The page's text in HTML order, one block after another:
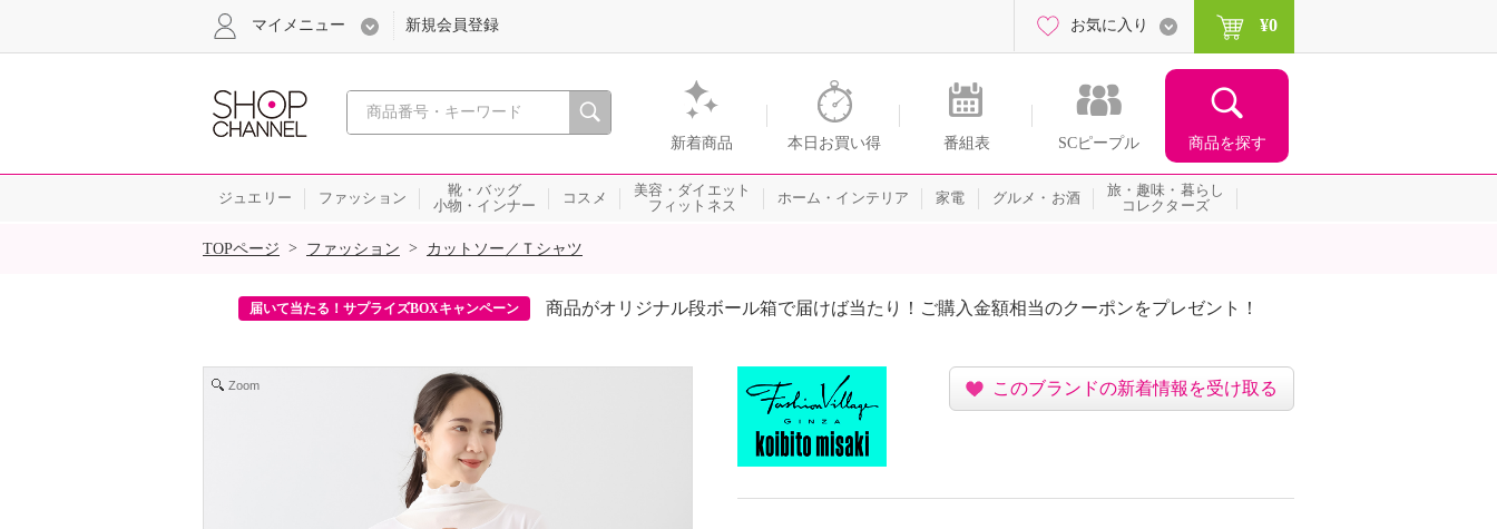
心おどる、瞬間を。通販・テレビショッピングのショップチャンネル
新着商品 本日お買い得 番組表 SCピープル 商品を探す
マイメニュー 新規会員登録 お気に入り ¥0
ジュエリー ファッション
靴・バッグ
小物・インナー
コスメ
美容・ダイエット
フィットネス
ホーム・インテリア 家電 グルメ・お酒
旅・趣味・暮らし
コレクターズ
SALE
TOPページ > ファッション > カットソー／Ｔシャツ
届いて当たる！サプライズBOXキャンペーン 商品がオリジナル段ボール箱で届けば当たり！ご購入金額相当のクーポンをプレゼント！
Zoom このブランドの新着情報を受け取る